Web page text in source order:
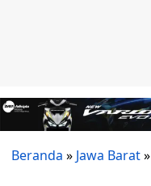
Beranda » Jawa Barat»